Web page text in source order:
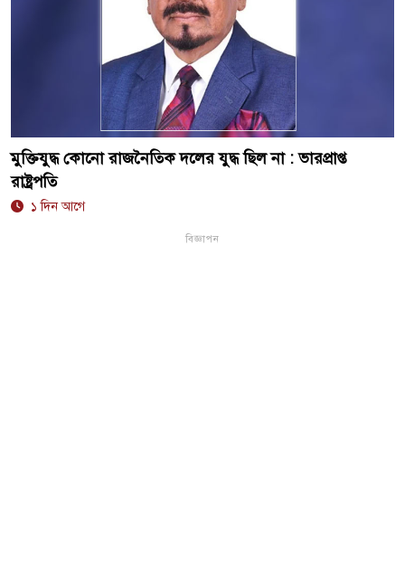
মুক্তিযুদ্ধ কোনো রাজনৈতিক দলের যুদ্ধ ছিল না : ভারপ্রাপ্ত
রাষ্ট্রপতি
১ দিন আগে
বিজ্ঞাপন